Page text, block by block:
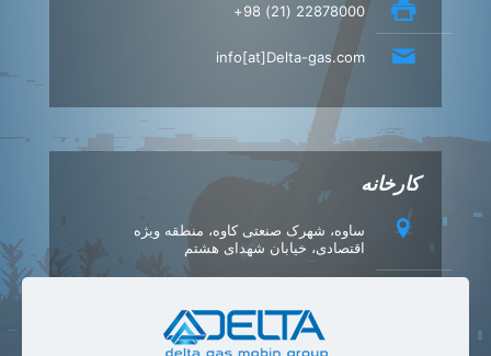
22878000 (21) 98+
info[at]Delta-gas.com
کارخانه
ساوه، شهرک صنعتی کاوه، منطقه ویژه
اقتصادی، خیابان شهدای هشتم
42347549 (86) 98+